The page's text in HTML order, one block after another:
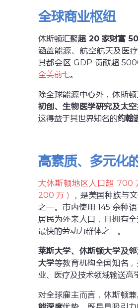
全球商业枢纽
休斯顿汇聚超 20 家财富
涵盖能源、航空航天及医
其都会区 GDP 贡献超
全美前七。
除全球能源中心外，休斯
初创、生物医学研究及太
这得益于其世界知名的约翰
高素质、多元化
大休斯顿地区人口超 700
200 万）
，是美国种族与
之一。市内使用 145 余种
居民为外来人口，且拥有
最快的劳动力群体之一。
莱斯大学、休斯顿大学及
大学等教育机构全国知名
业、医疗及技术领域输送高
对全球雇主而言，休斯顿